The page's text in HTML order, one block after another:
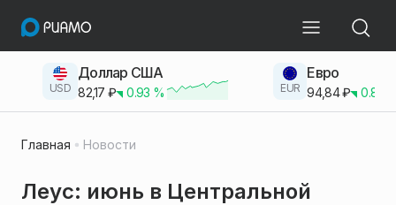
USD
Доллар США
82,17 ₽ 0.93 % EUR
Евро
94,84₽ 0.83
Главная Новости
Леус: июнь в Центральной